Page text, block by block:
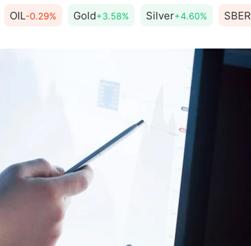
OIL-0.29% Gold+3.58% Silver+4.60% SBER